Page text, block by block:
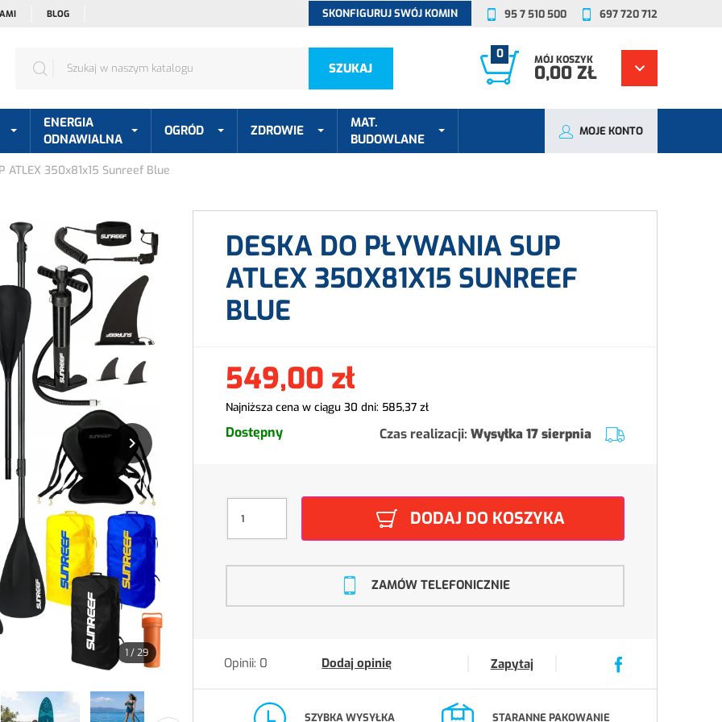
BLOG SKONFIGURUJ SWÓJ KOMIN 95 7 510 500 697 720 712
SZUKAJ
0 MÓJ KOSZYK
0,00 ZŁ
ENERGIA
ODNAWIALNA
OGRÓD ZDROWIE
MAT.
BUDOWLANE
MOJE KONTO
ATLEX 350x81x15 Sunreef Blue

1/29
DESKA DO PŁYWANIA SUP
ATLEX 350X81X15 SUNREEF
BLUE
549,00 zł
Najniższa cena w ciągu 30 dni: 585,37 zł
Dostępny Czas realizacji: Wysyłka 17 sierpnia
DODAJ DO KOSZYKA
ZAMÓW TELEFONICZNIE
Opinii: 0 Dodaj opinię Zapytaj
SZYBKA WYSYŁKA STARANNE PAKOWANIE